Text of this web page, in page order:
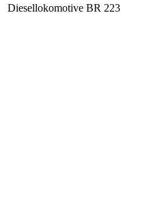
Diesellokomotive BR 223